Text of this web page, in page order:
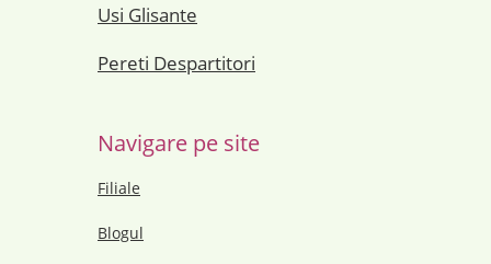
Usi Glisante
Pereti Despartitori
Navigare pe site
Filiale
Blogul